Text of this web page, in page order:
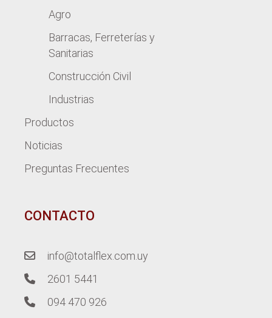
Agro
Barracas, Ferreterías y
Sanitarias
Construcción Civil
Industrias
Productos
Noticias
Preguntas Frecuentes
CONTACTO
info@totalflex.com.uy
2601 5441
094 470 926